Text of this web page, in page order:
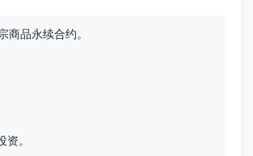
品永续合约。
。